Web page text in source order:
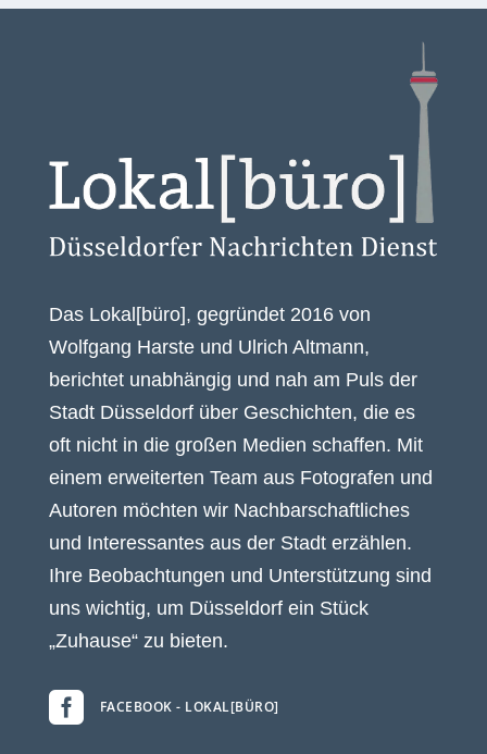
Das Lokal[büro], gegründet 2016 von
Wolfgang Harste und Ulrich Altmann,
berichtet unabhängig und nah am Puls der
Stadt Düsseldorf über Geschichten, die es
oft nicht in die großen Medien schaffen. Mit
einem erweiterten Team aus Fotografen und
Autoren möchten wir Nachbarschaftliches
und Interessantes aus der Stadt erzählen.
Ihre Beobachtungen und Unterstützung sind
uns wichtig, um Düsseldorf ein Stück
„Zuhause“ zu bieten.
 FACEBOOK - LOKAL[BÜRO]